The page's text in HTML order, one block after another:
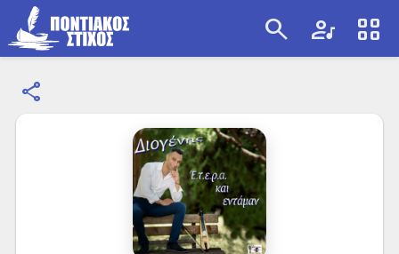
search artist view_cozy
share